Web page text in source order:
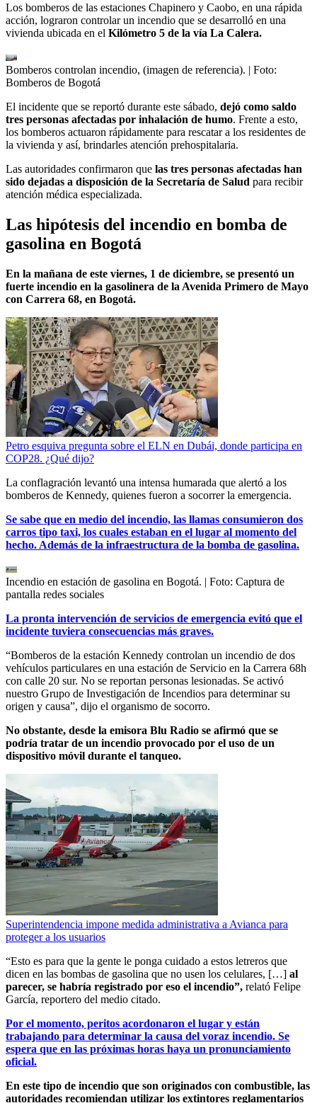
Los bomberos de las estaciones Chapinero y Caobo, en una rápida
acción, lograron controlar un incendio que se desarrolló en una
vivienda ubicada en el Kilómetro 5 de la vía La Calera.
Bomberos controlan incendio, (imagen de referencia). | Foto:
Bomberos de Bogotá
El incidente que se reportó durante este sábado, dejó como saldo
tres personas afectadas por inhalación de humo. Frente a esto,
los bomberos actuaron rápidamente para rescatar a los residentes de
la vivienda y así, brindarles atención prehospitalaria.
Las autoridades confirmaron que las tres personas afectadas han
sido dejadas a disposición de la Secretaría de Salud para recibir
atención médica especializada.
Las hipótesis del incendio en bomba de
gasolina en Bogotá
En la mañana de este viernes, 1 de diciembre, se presentó un
fuerte incendio en la gasolinera de la Avenida Primero de Mayo
con Carrera 68, en Bogotá.
Petro esquiva pregunta sobre el ELN en Dubái, donde participa en
COP28. ¿Qué dijo?
La conflagración levantó una intensa humarada que alertó a los
bomberos de Kennedy, quienes fueron a socorrer la emergencia.
Se sabe que en medio del incendio, las llamas consumieron dos
carros tipo taxi, los cuales estaban en el lugar al momento del
hecho. Además de la infraestructura de la bomba de gasolina.
Incendio en estación de gasolina en Bogotá. | Foto: Captura de
pantalla redes sociales
La pronta intervención de servicios de emergencia evitó que el
incidente tuviera consecuencias más graves.
“Bomberos de la estación Kennedy controlan un incendio de dos
vehículos particulares en una estación de Servicio en la Carrera 68h
con calle 20 sur. No se reportan personas lesionadas. Se activó
nuestro Grupo de Investigación de Incendios para determinar su
origen y causa”, dijo el organismo de socorro.
No obstante, desde la emisora Blu Radio se afirmó que se
podría tratar de un incendio provocado por el uso de un
dispositivo móvil durante el tanqueo.
Superintendencia impone medida administrativa a Avianca para
proteger a los usuarios
“Esto es para que la gente le ponga cuidado a estos letreros que
dicen en las bombas de gasolina que no usen los celulares, […] al
parecer, se habría registrado por eso el incendio”, relató Felipe
García, reportero del medio citado.
Por el momento, peritos acordonaron el lugar y están
trabajando para determinar la causa del voraz incendio. Se
espera que en las próximas horas haya un pronunciamiento
oficial.
En este tipo de incendio que son originados con combustible, las
autoridades recomiendan utilizar los extintores reglamentarios